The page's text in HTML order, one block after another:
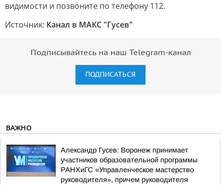
видимости и позвоните по телефону 112.
Источник: Канал в МАКС "Гусев"
Подписывайтесь на наш Telegram-канал
ПОДПИСАТЬСЯ
ВАЖНО
Александр Гусев: Воронеж принимает
участников образовательной программы
РАНХиГС «Управленческое мастерство
руководителя», причем руководителя